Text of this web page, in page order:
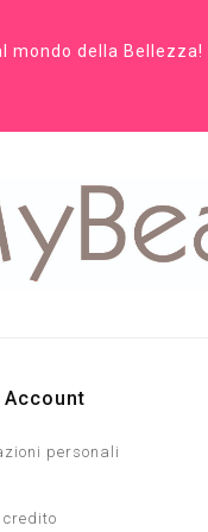
mondo della Bellezza!
Account
personali
credito